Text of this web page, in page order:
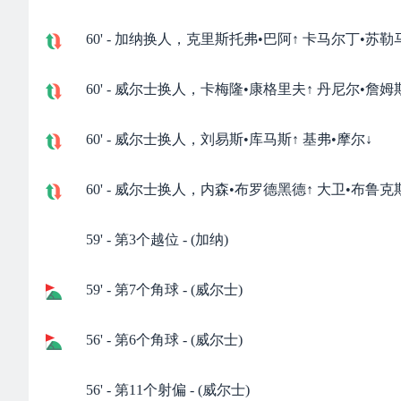
60' - 加纳换人，克里斯托弗•巴阿↑ 卡马尔丁•苏勒
60' - 威尔士换人，卡梅隆•康格里夫↑ 丹尼尔•詹姆
60' - 威尔士换人，刘易斯•库马斯↑ 基弗•摩尔↓
60' - 威尔士换人，内森•布罗德黑德↑ 大卫•布鲁克
59' - 第3个越位 - (加纳)
59' - 第7个角球 - (威尔士)
56' - 第6个角球 - (威尔士)
56' - 第11个射偏 - (威尔士)